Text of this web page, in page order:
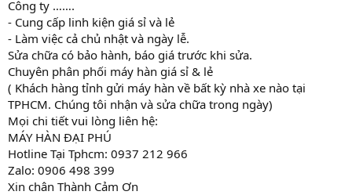
Công ty …….
- Cung cấp linh kiện giá sỉ và lẻ
- Làm việc cả chủ nhật và ngày lễ.
Sửa chữa có bảo hành, báo giá trước khi sửa.
Chuyên phân phối máy hàn giá sỉ & lẻ
( Khách hàng tỉnh gửi máy hàn về bất kỳ nhà xe nào tại
TPHCM. Chúng tôi nhận và sửa chữa trong ngày)
Mọi chi tiết vui lòng liên hệ:
MÁY HÀN ĐẠI PHÚ
Hotline Tại Tphcm: 0937 212 966
Zalo: 0906 498 399
Xin chân Thành Cảm Ơn